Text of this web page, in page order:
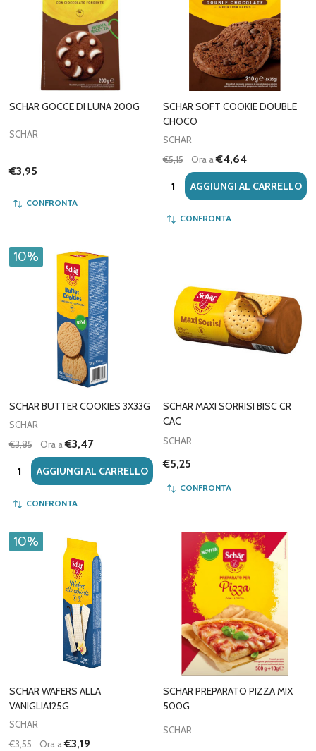
SCHAR GOCCE DI LUNA 200G
SCHAR
€3,95
CONFRONTA
SCHAR SOFT COOKIE DOUBLE
CHOCO
SCHAR
€5,15
Ora a€4,64
Quantità:AGGIUNGI AL CARRELLO
CONFRONTA
10%
SCHAR BUTTER COOKIES 3X33G
SCHAR
€3,85
Ora a€3,47
Quantità:AGGIUNGI AL CARRELLO
CONFRONTA
SCHAR MAXI SORRISI BISC CR
CAC
SCHAR
€5,25
CONFRONTA
10%
SCHAR WAFERS ALLA
VANIGLIA125G
SCHAR
€3,55
Ora a€3,19
SCHAR PREPARATO PIZZA MIX
500G
SCHAR